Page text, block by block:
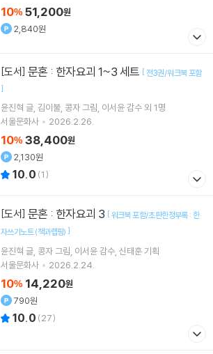
10% 51,200원
2,840원
[도서] 문혼 : 한자요괴 1~3 세트 [ 전3권/워크북 포함
]
윤진혁 글 김이불 콩자그림 이서윤감수 외 1명
서울문화사
2026.2.26.
10% 38,400원
2,130원
10.0 (1)
[도서] 문혼 : 한자요괴 3 [워크북 포함/초판한정부록 : 한
자쓰기노트 (책과랩핑) ]
윤진혁 글 콩자그림 이서윤감수 신태훈기획
서울문화사
2026.2.24.
10% 14,220원
790원
10.0 (27)